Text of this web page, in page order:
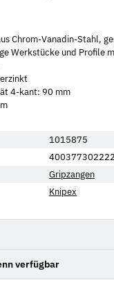
Chrom-Vanadin-Stahl,
Werkstücke und Profile
4-kant: 90 mm
1015875
Gripzangen
Knipex
verfügbar